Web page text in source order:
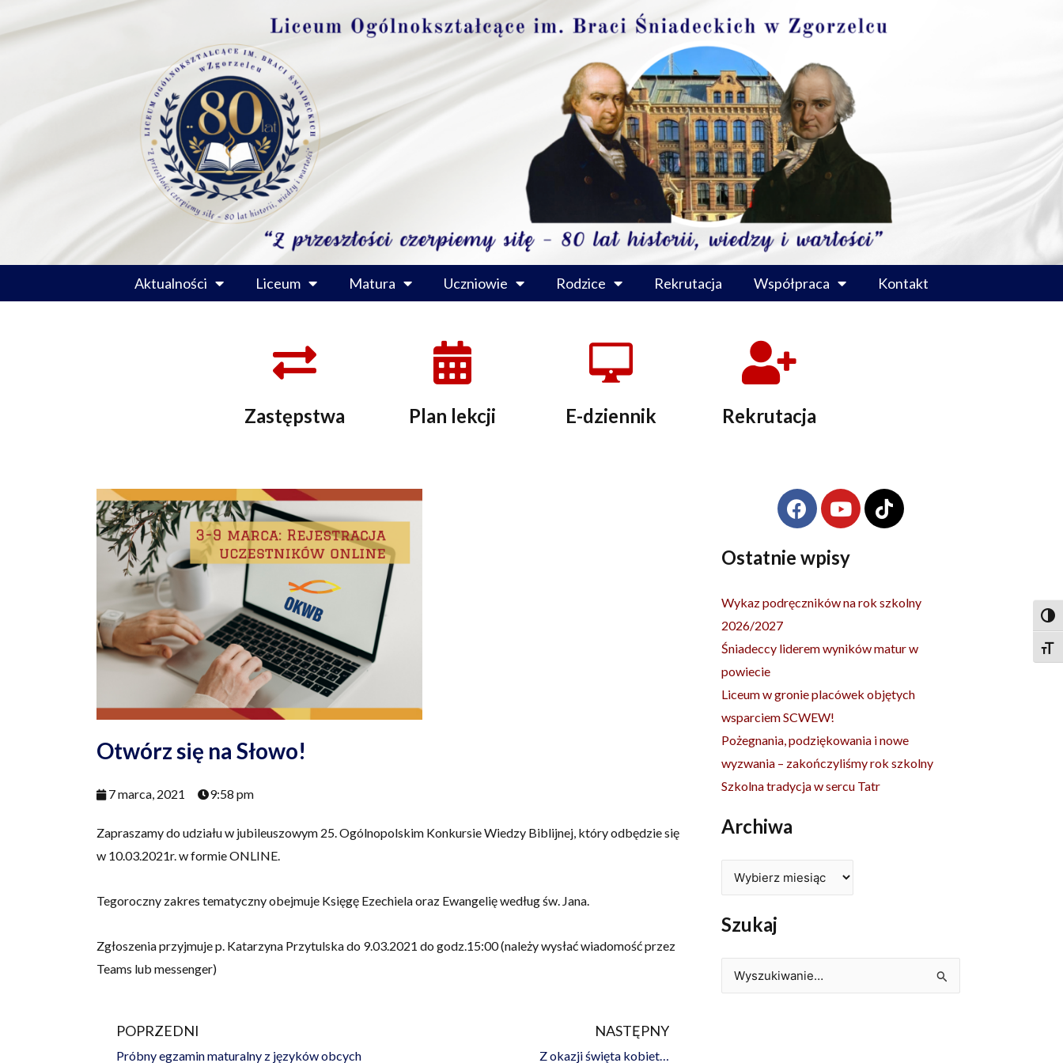
do
Aktualności Liceum Matura Uczniowie Rodzice Rekrutacja Współpraca Kontakt
Zastępstwa Plan lekcji E-dziennik Rekrutacja
Otwórz się na Słowo!
7 marca, 2021 9:58 pm
Zapraszamy do udziału w jubileuszowym 25. Ogólnopolskim Konkursie Wiedzy Biblijnej, który odbędzie się
w 10.03.2021r. w formie ONLINE.
Tegoroczny zakres tematyczny obejmuje Księgę Ezechiela oraz Ewangelię według św. Jana.
Zgłoszenia przyjmuje p. Katarzyna Przytulska do 9.03.2021 do godz.15:00 (należy wysłać wiadomość przez
Teams lub messenger)
Prev
POPRZEDNI
Próbny egzamin maturalny z języków obcych
NASTĘPNY
Z okazji święta kobiet…
F
a
e
o
Y
o
t
b
T
i
k
Ostatnie wpisy
Wykaz podręczników na rok szkolny
2026/2027
Śniadeccy liderem wyników matur w
powiecie
Liceum w gronie placówek objętych
wsparciem SCWEW!
Pożegnania, podziękowania i nowe
wyzwania – zakończyliśmy rok szkolny
Szkolna tradycja w sercu Tatr
Archiwa
Szukaj
Szukaj